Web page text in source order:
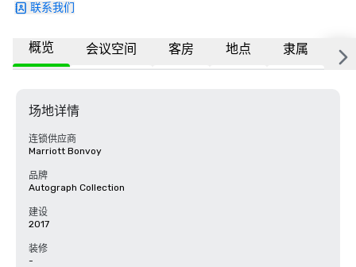
联系我们
概览 会议空间 客房 地点 隶属 常
场地详情
连锁供应商
Marriott Bonvoy
品牌
Autograph Collection
建设
2017
装修
-